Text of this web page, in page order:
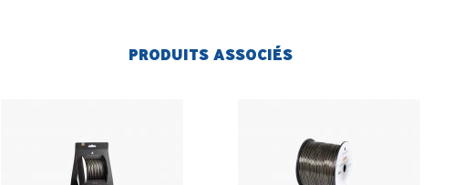
PRODUITS ASSOCIÉS